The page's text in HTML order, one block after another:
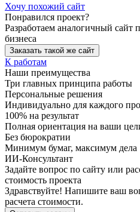
Хочу похожий сайт
Понравился проект?
Разработаем аналогичный сайт
бизнеса
Заказать такой же сайт
К работам
Наши преимущества
Три главных принципа работы
Персональные решения
Индивидуально для каждого
100% на результат
Полная ориентация на ваши
Без бюрократии
Минимум бумаг, максимум дела
ИИ-Консультант
Задайте вопрос по сайту или
стоимость проекта
Здравствуйте! Напишите ваш
расчета стоимости.